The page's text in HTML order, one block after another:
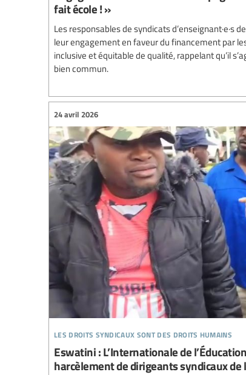
fait école ! »
Les responsables de syndicats d’enseignant·e·s
leur engagement en faveur du financement par
inclusive et équitable de qualité, rappelant qu’il
bien commun.
les droits syndicaux sont des droits humains
24 avril 2026
Eswatini : L’Internationale de
harcèlement de dirigeants syndicaux de